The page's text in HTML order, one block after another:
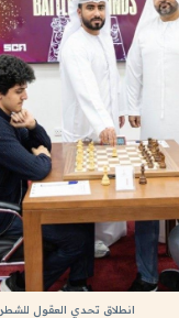
انطلاق تحدي العقول للشطرنج بمشاركة